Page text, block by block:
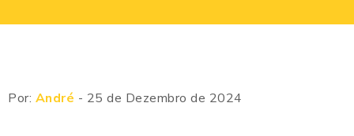
Por: André - 25 de Dezembro de 2024